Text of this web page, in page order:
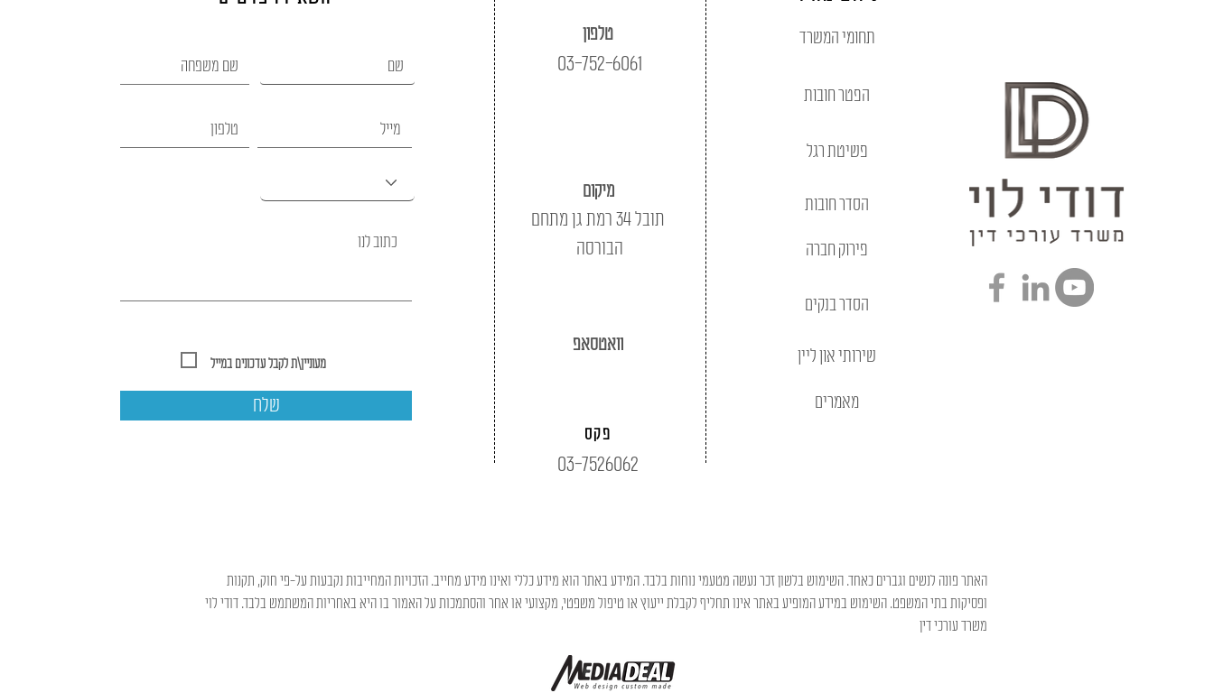
שלח
טלפון
03-752-6061
מיקום
תובל 34 רמת גן מתחם
הבורסה
וואטסאפ
פקס
03-7526062
תחומי המשרד
הפטר חובות
פשיטת רגל
הסדר חובות
פירוק חברה
הסדר בנקים
שירותי און ליין
מאמרים
האתר פונה לנשים וגברים כאחד. השימוש בלשון זכר נעשה מטעמי נוחות בלבד. המידע באתר הוא מידע כללי ואינו מידע מחייב. הזכויות המחייבות נקבעות על-פי חוק, תקנות
ופסיקות בתי המשפט. השימוש במידע המופיע באתר אינו תחליף לקבלת ייעוץ או טיפול משפטי, מקצועי או אחר והסתמכות על האמור בו היא באחריות המשתמש בלבד. דודי לוי
משרד עורכי דין